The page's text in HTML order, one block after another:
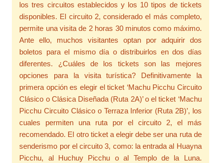
los tres circuitos establecidos y los 10 tipos de tickets
disponibles. El circuito 2, considerado el más completo,
permite una visita de 2 horas 30 minutos como máximo.
Ante ello, muchos visitantes optan por adquirir dos
boletos para el mismo día o distribuirlos en dos días
diferentes. ¿Cuáles de los tickets son las mejores
opciones para la visita turística? Definitivamente la
primera opción es elegir el ticket ‘Machu Picchu Circuito
Clásico o Clásica Diseñada (Ruta 2A)’ o el ticket ‘Machu
Picchu Circuito Clásico o Terraza Inferior (Ruta 2B)’, los
cuales permiten una ruta por el circuito 2, el más
recomendado. El otro ticket a elegir debe ser una ruta de
senderismo por el circuito 3, como: la entrada al Huayna
Picchu, al Huchuy Picchu o al Templo de la Luna.